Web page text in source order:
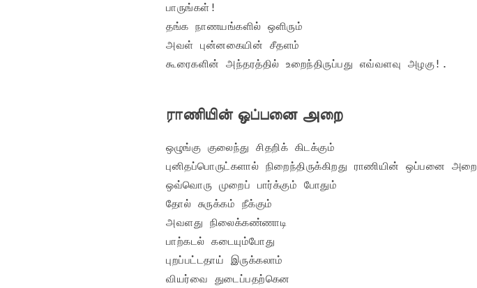
பாருங்கள்!
தங்க நாணயங்களில் ஒளிரும்
அவள் புன்னகையின் சீதளம்
கூரைகளின் அந்தரத்தில் உறைந்திருப்பது எவ்வளவு அழகு!.
ராணியின் ஒப்பனை அறை
ஒழுங்கு குலைந்து சிதறிக் கிடக்கும்
புனிதப்பொருட்களால் நிறைந்திருக்கிறது ராணியின் ஒப்பனை அறை
ஒவ்வொரு முறைப் பார்க்கும் போதும்
தோல் சுருக்கம் நீக்கும்
அவளது நிலைக்கண்ணாடி
பாற்கடல் கடையும்போது
புறப்பட்டதாய் இருக்கலாம்
வியர்வை துடைப்பதற்கென